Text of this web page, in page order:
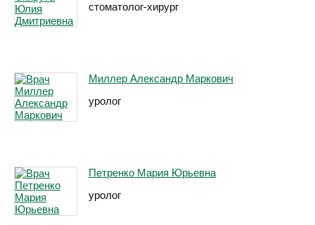
стоматолог-хирург
Миллер Александр Маркович
уролог
Петренко Мария Юрьевна
уролог